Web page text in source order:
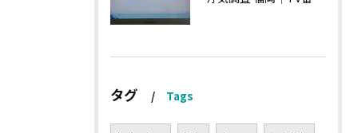
タグ Tags